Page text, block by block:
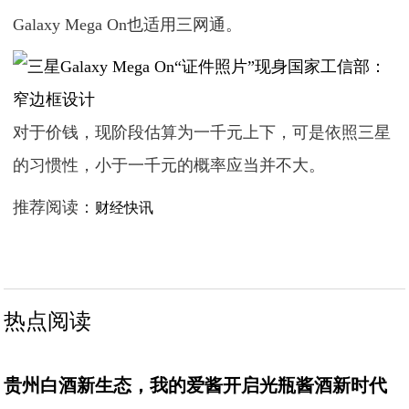
Galaxy Mega On也适用三网通。
对于价钱，现阶段估算为一千元上下，可是依照三星
的习惯性，小于一千元的概率应当并不大。
推荐阅读： 财经快讯
热点阅读
贵州白酒新生态，我的爱酱开启光瓶酱酒新时代